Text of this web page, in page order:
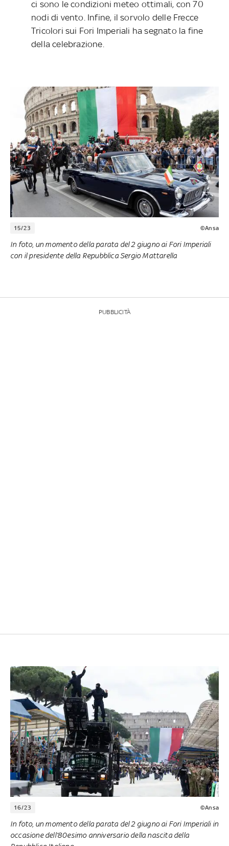
ci sono le condizioni meteo ottimali, con 70
nodi di vento. Infine, il sorvolo delle Frecce
Tricolori sui Fori Imperiali ha segnato la fine
della celebrazione.
15/23 ©Ansa
In foto, un momento della parata del 2 giugno ai Fori Imperiali
con il presidente della Repubblica Sergio Mattarella
PUBBLICITÀ
16/23 ©Ansa
In foto, un momento della parata del 2 giugno ai Fori Imperiali in
occasione dell’80esimo anniversario della nascita della